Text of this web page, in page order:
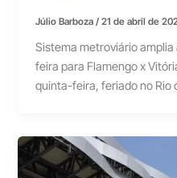
Júlio Barboza/21 de abril de
Sistema metroviário
feira para Flamengo x
quinta-feira, feriado no Rio